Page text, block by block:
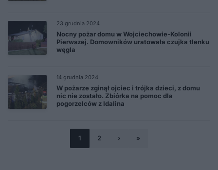
23 grudnia 2024
Nocny pożar domu w Wojciechowie-Kolonii
Pierwszej. Domowników uratowała czujka tlenku
węgla
14 grudnia 2024
W pożarze zginął ojciec i trójka dzieci, z domu
nic nie zostało. Zbiórka na pomoc dla
pogorzelców z Idalina
1 2 › »